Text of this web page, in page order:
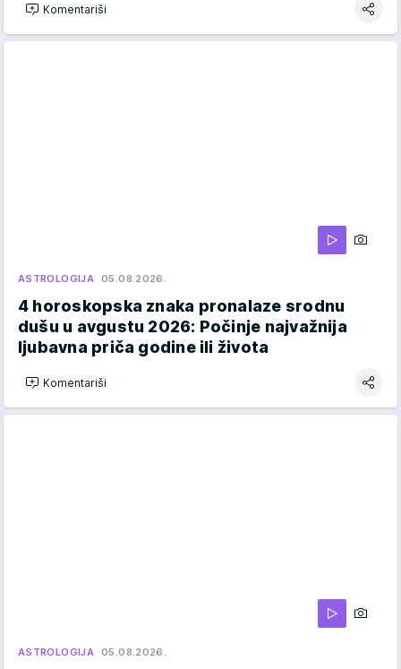
Komentariši
ASTROLOGIJA 05.08.2026.
4 horoskopska znaka pronalaze srodnu
dušu u avgustu 2026: Počinje najvažnija
ljubavna priča godine ili života
Komentariši
ASTROLOGIJA 05.08.2026.